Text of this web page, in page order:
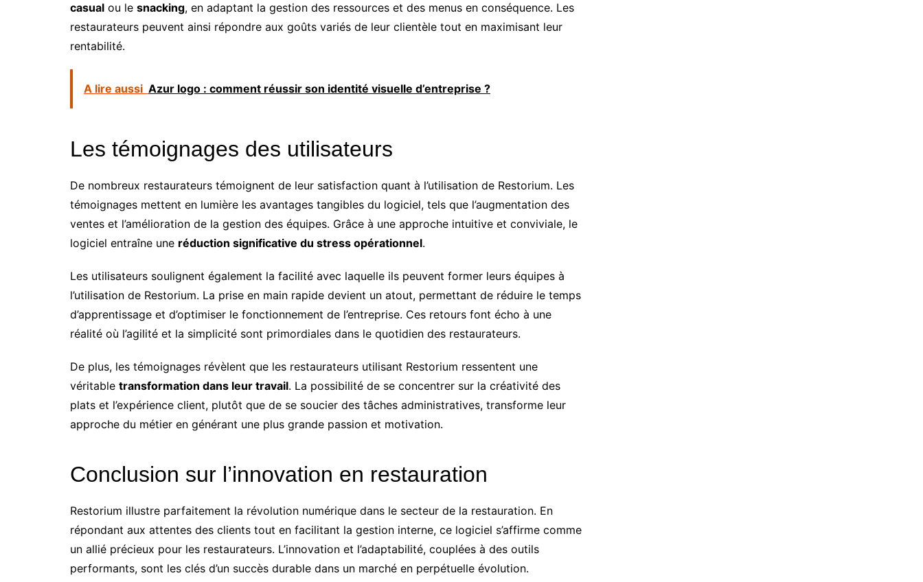
casual ou le snacking, en adaptant la gestion des ressources et des menus en conséquence. Les
restaurateurs peuvent ainsi répondre aux goûts variés de leur clientèle tout en maximisant leur
rentabilité.
A lire aussi Azur logo : comment réussir son identité visuelle d’entreprise ?
Les témoignages des utilisateurs
De nombreux restaurateurs témoignent de leur satisfaction quant à l’utilisation de Restorium. Les
témoignages mettent en lumière les avantages tangibles du logiciel, tels que l’augmentation des
ventes et l’amélioration de la gestion des équipes. Grâce à une approche intuitive et conviviale, le
logiciel entraîne une réduction significative du stress opérationnel.
Les utilisateurs soulignent également la facilité avec laquelle ils peuvent former leurs équipes à
l’utilisation de Restorium. La prise en main rapide devient un atout, permettant de réduire le temps
d’apprentissage et d’optimiser le fonctionnement de l’entreprise. Ces retours font écho à une
réalité où l’agilité et la simplicité sont primordiales dans le quotidien des restaurateurs.
De plus, les témoignages révèlent que les restaurateurs utilisant Restorium ressentent une
véritable transformation dans leur travail. La possibilité de se concentrer sur la créativité des
plats et l’expérience client, plutôt que de se soucier des tâches administratives, transforme leur
approche du métier en générant une plus grande passion et motivation.
Conclusion sur l’innovation en restauration
Restorium illustre parfaitement la révolution numérique dans le secteur de la restauration. En
répondant aux attentes des clients tout en facilitant la gestion interne, ce logiciel s’affirme comme
un allié précieux pour les restaurateurs. L’innovation et l’adaptabilité, couplées à des outils
performants, sont les clés d’un succès durable dans un marché en perpétuelle évolution.